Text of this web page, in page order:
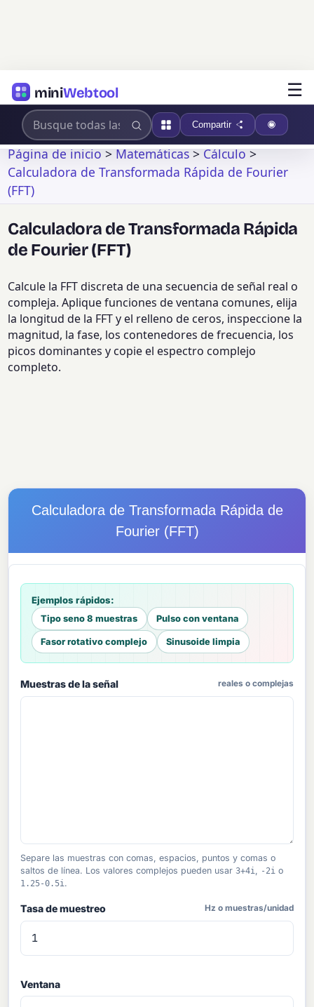
miniWebtool ☰
Compartir
Página de inicio>Matemáticas>Cálculo>
Calculadora de Transformada Rápida de Fourier
(FFT)
Calculadora de Transformada Rápida
de Fourier (FFT)
Calcule la FFT discreta de una secuencia de señal real o
compleja. Aplique funciones de ventana comunes, elija
la longitud de la FFT y el relleno de ceros, inspeccione la
magnitud, la fase, los contenedores de frecuencia, los
picos dominantes y copie el espectro complejo
completo.
Calculadora de Transformada Rápida de
Fourier (FFT)
Ejemplos rápidos:
Tipo seno 8 muestras Pulso con ventana
Fasor rotativo complejo Sinusoide limpia
Muestras de la señal reales o complejas
Separe las muestras con comas, espacios, puntos y comas o
saltos de línea. Los valores complejos pueden usar3+4i, -2i o
1.25-0.5i.
Tasa de muestreo Hz o muestras/unidad
Ventana